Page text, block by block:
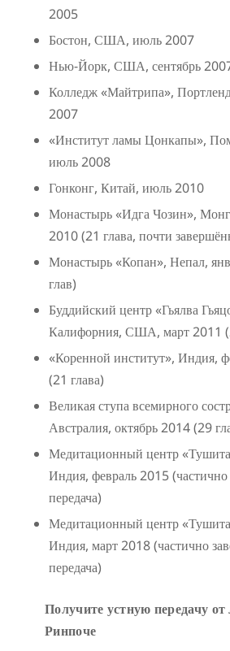
2005
Бостон, США, июль 2007
Нью-Йорк, США, сентябрь
Колледж «Майтрипа»,
2007
«Институт ламы Цонкапы»,
июль 2008
Гонконг, Китай, июль 2010
Монастырь «Идга Чозин»,
2010 (21 глава, почти
Монастырь «Копан», Непал,
глав)
Буддийский центр «Гьялва
Калифорния, США, март 2011
«Коренной институт», Индия,
(21 глава)
Великая ступа всемирного
Австралия, октябрь 2014 (29
Медитационный центр
Индия, февраль 2015 (частично
передача)
Медитационный центр
Индия, март 2018 (частично
передача)
Получите устную передачу
Ринпоче